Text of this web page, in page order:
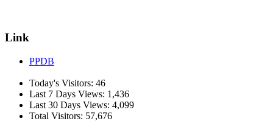
Link
PPDB
Today's Visitors: 46
Last 7 Days Views: 1,436
Last 30 Days Views: 4,099
Total Visitors: 57,676